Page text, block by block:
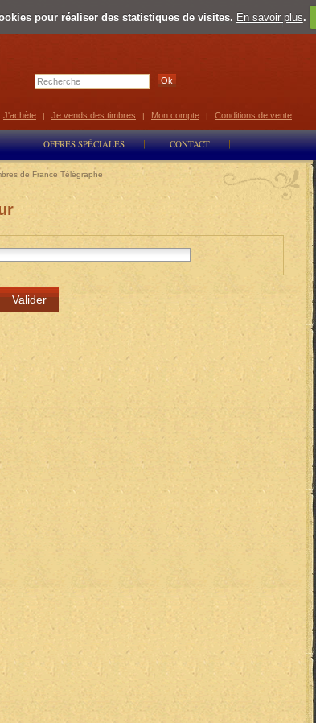
pour réaliser des statistiques de visites. En savoir plus.
Select Language ▼
OFFRES SPÉCIALES CONTACT
J'achète | Je vends des timbres | Mon compte | Conditions de vente
de France Télégraphe